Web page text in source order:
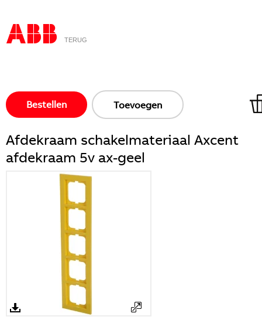
TERUG
Bestellen Toevoegen
Afdekraam schakelmateriaal Axcent
afdekraam 5v ax-geel